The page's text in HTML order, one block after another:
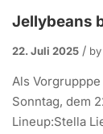
Jellybeans
22. Juli 2025 by
Als
Sonntag, dem
Lineup:Stella